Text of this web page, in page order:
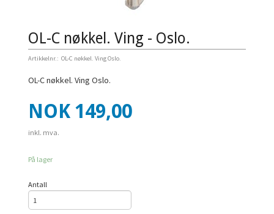
OL-C nøkkel. Ving - Oslo.
Artikkelnr.: OL-C nøkkel. Ving Oslo.
OL-C nøkkel. Ving Oslo.
Pris
NOK 149,00
inkl. mva.
På lager
Antall